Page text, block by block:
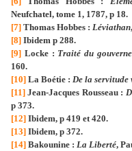
Neufchatel, tome 1, 1787, p 18.
[7] Thomas Hobbes : Léviathan
[8] Ibidem p 288.
[9] Locke : Traité du
160.
[10] La Boétie : De la
[11] Jean-Jacques Rousseau :
p 373.
[12] Ibidem, p 419 et 420.
[13] Ibidem, p 372.
[14] Bakounine : La Liberté,